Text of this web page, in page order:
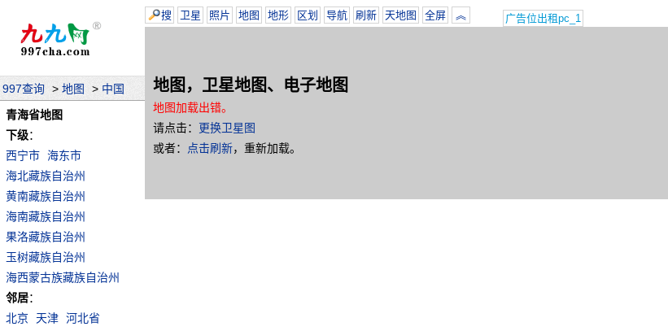
997查询 > 地图 > 中国
青海省地图
下级：
西宁市 海东市
海北藏族自治州
黄南藏族自治州
海南藏族自治州
果洛藏族自治州
玉树藏族自治州
海西蒙古族藏族自治州
邻居：
北京
天津 河北省
地图，卫星地图、电子地图
地图加载出错。
请点击： 更换卫星图
或者：
点击刷新，重新加载。
搜 卫星 照片 地图 地形 区划 导航 刷新 天地图 全屏 ︽ 广告位出租pc_1